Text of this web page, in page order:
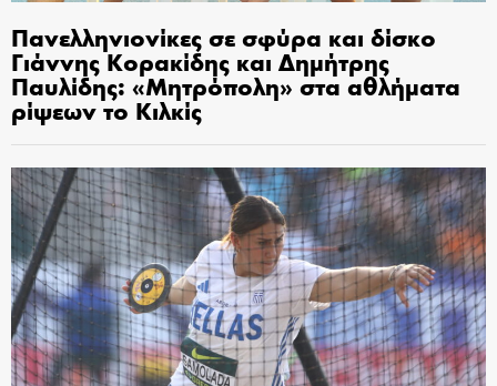
Πανελληνιονίκες σε σφύρα και δίσκο
Γιάννης Κορακίδης και Δημήτρης
Παυλίδης: «Μητρόπολη» στα αθλήματα
ρίψεων το Κιλκίς